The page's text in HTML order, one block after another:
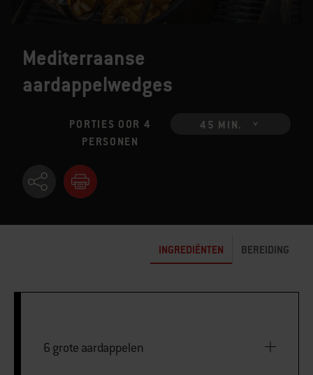
Mediterraanse
aardappelwedges
PORTIES OOR 4
PERSONEN
45 MIN.
INGREDIËNTEN BEREIDING
6 grote aardappelen